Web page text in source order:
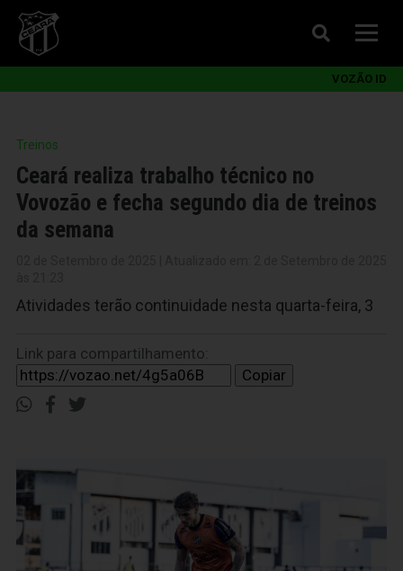
VOZÃO ID
Treinos
Ceará realiza trabalho técnico no
Vovozão e fecha segundo dia de treinos
da semana
Atividades terão continuidade nesta quarta-feira, 3
Link para compartilhamento:
Copiar